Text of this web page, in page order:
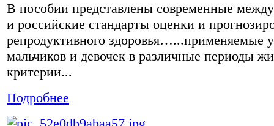
В пособии представлены современные
и российские стандарты оценки и
репродуктивного здоровья…...применяемые у
мальчиков и девочек в различные периоды
критерии...
Подробнее